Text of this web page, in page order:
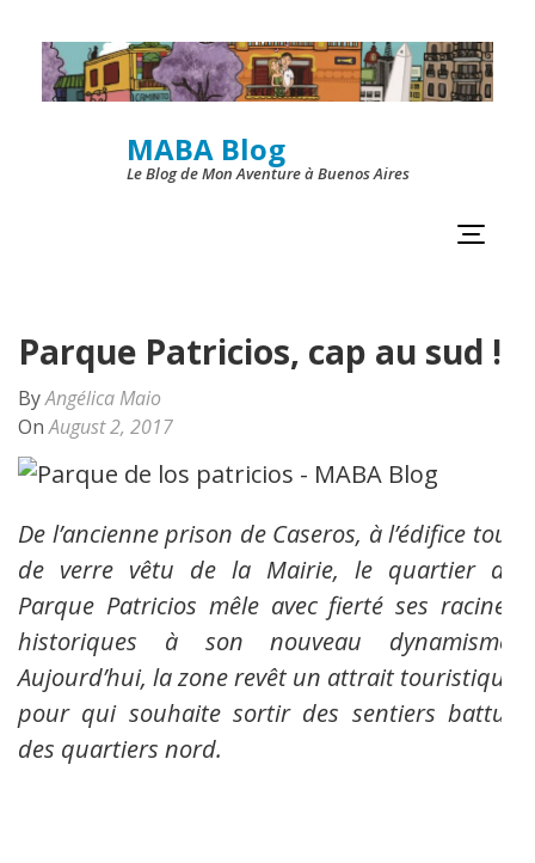
Skip
to
content
MABA Blog
Le Blog de Mon Aventure à Buenos Aires
Parque Patricios, cap au sud !
ByAngélica Maio
OnAugust 2, 2017
De l’ancienne prison de Caseros, à l’édifice tout
de verre vêtu de la Mairie, le quartier de
Parque Patricios mêle avec fierté ses racines
historiques à son nouveau dynamisme.
Aujourd’hui, la zone revêt un attrait touristique
pour qui souhaite sortir des sentiers battus
des quartiers nord.